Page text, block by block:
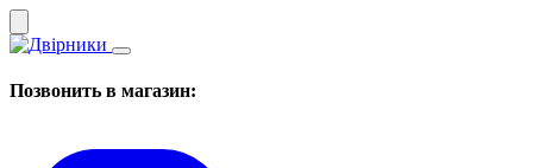
Позвонить в магазин: